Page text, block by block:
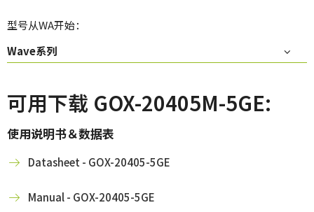
型号从WA开始：
Wave系列
可用下载 GOX-20405M-5GE:
使用说明书＆数据表
Datasheet - GOX-20405-5GE
Manual - GOX-20405-5GE